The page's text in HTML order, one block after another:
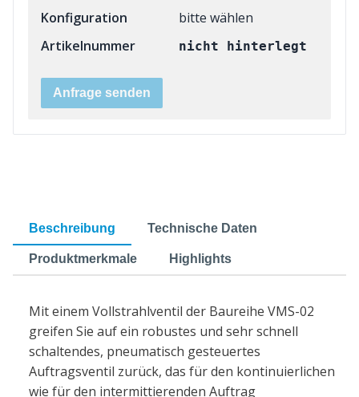
Konfiguration
bitte wählen
Artikelnummer
nicht hinterlegt
Anfrage senden
Beschreibung Technische Daten
Produktmerkmale Highlights
Mit einem Vollstrahlventil der Baureihe VMS-02
greifen Sie auf ein robustes und sehr schnell
schaltendes, pneumatisch gesteuertes
Auftragsventil zurück, das für den kontinuierlichen
wie für den intermittierenden Auftrag